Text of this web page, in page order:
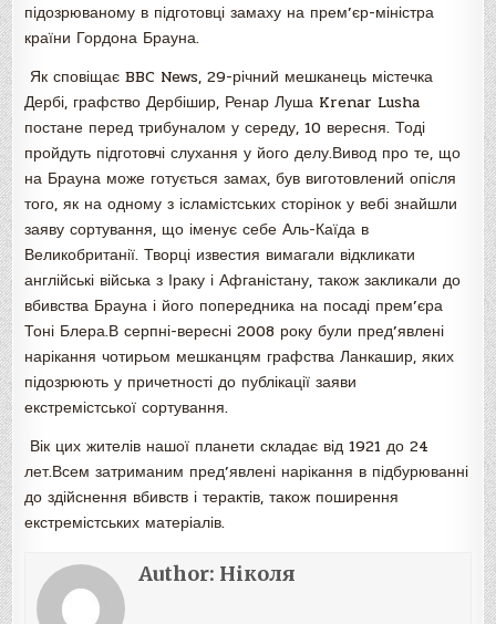
підозрюваному в підготовці замаху на прем’єр-міністра
країни Гордона Брауна.
Як сповіщає BBC News, 29-річний мешканець містечка
Дербі, графство Дербішир, Ренар Луша Krenar Lusha
постане перед трибуналом у середу, 10 вересня. Тоді
пройдуть підготовчі слухання у його делу.Вивод про те, що
на Брауна може готується замах, був виготовлений опісля
того, як на одному з ісламістських сторінок у вебі знайшли
заяву сортування, що іменує себе Аль-Каїда в
Великобританії. Творці известия вимагали відкликати
англійські війська з Іраку і Афганістану, також закликали до
вбивства Брауна і його попередника на посаді прем’єра
Тоні Блера.В серпні-вересні 2008 року були пред’явлені
нарікання чотирьом мешканцям графства Ланкашир, яких
підозрюють у причетності до публікації заяви
екстремістської сортування.
Вік цих жителів нашої планети складає від 1921 до 24
лет.Всем затриманим пред’явлені нарікання в підбурюванні
до здійснення вбивств і терактів, також поширення
екстремістських матеріалів.
Author: Ніколя